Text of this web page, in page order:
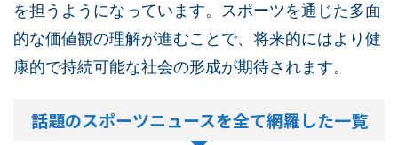
を担うようになっています。スポーツを通じた多面
的な価値観の理解が進むことで、将来的にはより健
康的で持続可能な社会の形成が期待されます。
話題のスポーツニュースを全て網羅した一覧